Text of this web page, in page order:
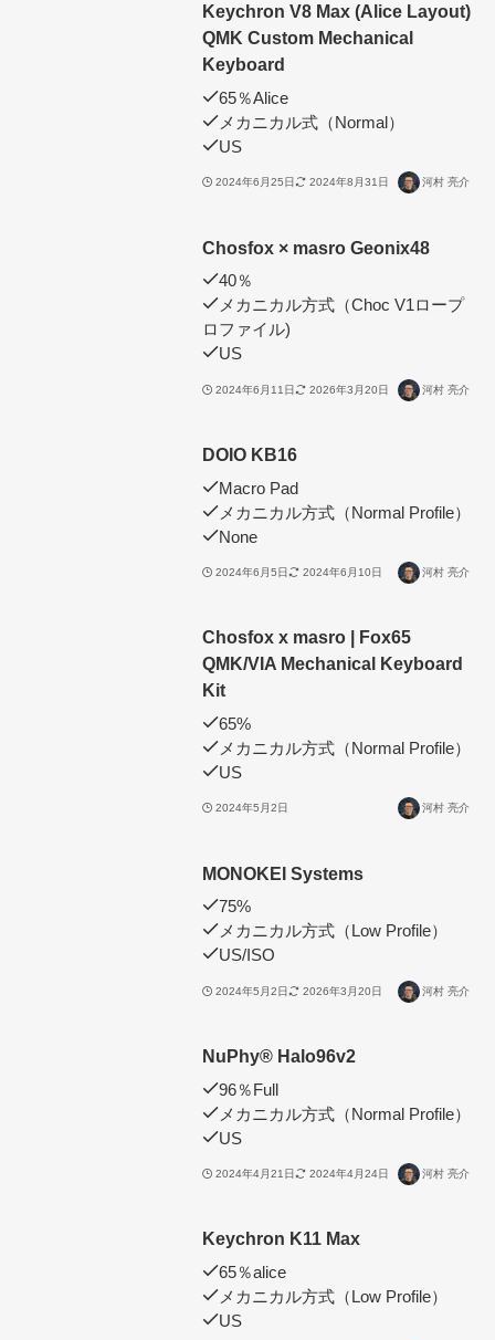
Keychron V8 Max (Alice Layout)
QMK Custom Mechanical
Keyboard
65％Alice
メカニカル式（Normal）
US
2024年6月25日 2024年8月31日 河村 亮介
Chosfox × masro Geonix48
40％
メカニカル方式（Choc V1ロープ
ロファイル)
US
2024年6月11日 2026年3月20日 河村 亮介
DOIO KB16
Macro Pad
メカニカル方式（Normal Profile）
None
2024年6月5日 2024年6月10日 河村 亮介
Chosfox x masro | Fox65
QMK/VIA Mechanical Keyboard
Kit
65%
メカニカル方式（Normal Profile）
US
2024年5月2日 河村 亮介
MONOKEI Systems
75%
メカニカル方式（Low Profile）
US/ISO
2024年5月2日 2026年3月20日 河村 亮介
NuPhy®︎ Halo96v2
96％Full
メカニカル方式（Normal Profile）
US
2024年4月21日 2024年4月24日 河村 亮介
Keychron K11 Max
65％alice
メカニカル方式（Low Profile）
US